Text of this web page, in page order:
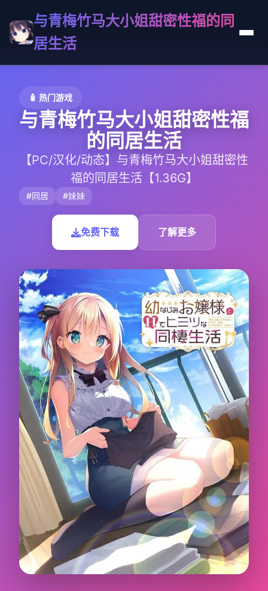
与青梅竹马大小姐甜密性福的同
居生活
🧴 热门游戏
与青梅竹马大小姐甜密性福
的同居生活
【PC/汉化/动态】与青梅竹马大小姐甜密性
福的同居生活【1.36G】
#同居 #妹妹
免费下载 了解更多